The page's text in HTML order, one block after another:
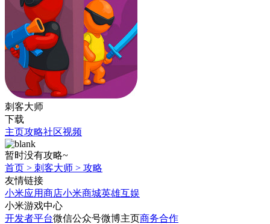
刺客大师
下载
主页攻略社区视频
暂时没有攻略~
首页 > 刺客大师 > 攻略
友情链接
小米应用商店小米商城英雄互娱
小米游戏中心
开发者平台微信公众号微博主页商务合作